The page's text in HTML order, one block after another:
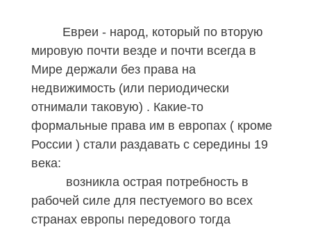
Евреи - народ, который по вторую
мировую почти везде и почти всегда в
Мире держали без права на
недвижимость (или периодически
отнимали таковую) . Какие-то
формальные права им в европах ( кроме
России ) стали раздавать с середины 19
века:
возникла острая потребность в
рабочей силе для пестуемого во всех
странах европы передового тогда